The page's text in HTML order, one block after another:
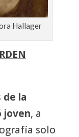
Hallager
de la
joven, a
solo